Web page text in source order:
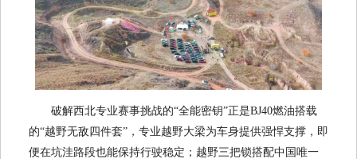
破解西北专业赛事挑战的“全能密钥”正是BJ40燃油搭载
的“越野无敌四件套”，专业越野大梁为车身提供强悍支撑，即
便在坑洼路段也能保持行驶稳定；越野三把锁搭配中国唯一